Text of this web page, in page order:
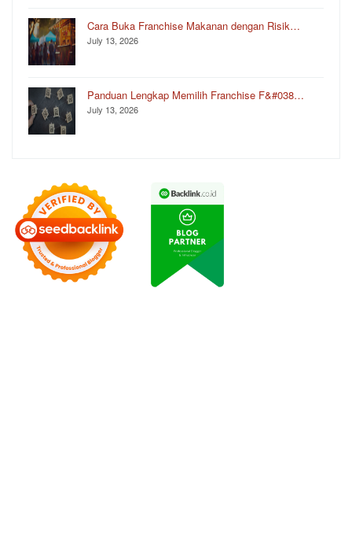
Cara Buka Franchise Makanan dengan Risik…
July 13, 2026
Panduan Lengkap Memilih Franchise F&#038…
July 13, 2026